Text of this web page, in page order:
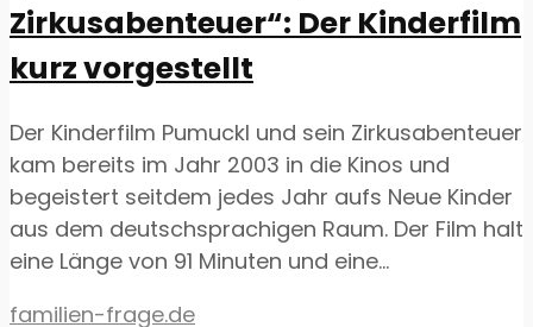
Zirkusabenteuer“: Der Kinderfilm
kurz vorgestellt
Der Kinderfilm Pumuckl und sein Zirkusabenteuer
kam bereits im Jahr 2003 in die Kinos und
begeistert seitdem jedes Jahr aufs Neue Kinder
aus dem deutschsprachigen Raum. Der Film halt
eine Länge von 91 Minuten und eine...
familien-frage.de